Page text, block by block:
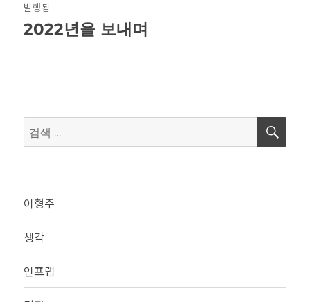
탐
발행됨
2022년을 보내며
검
색:
검
이형주
생각
인프랩